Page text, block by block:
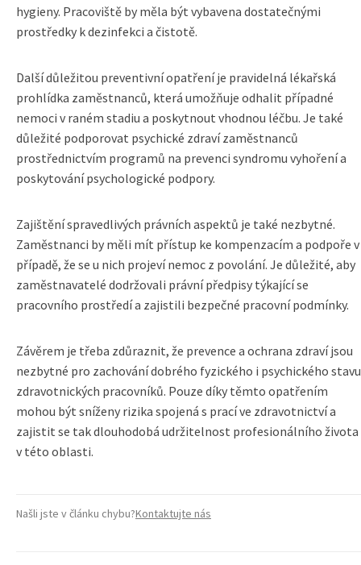
hygieny. Pracoviště by měla být vybavena dostatečnými
prostředky k dezinfekci a čistotě.
Další důležitou preventivní opatření je pravidelná lékařská
prohlídka zaměstnanců, která umožňuje odhalit případné
nemoci v raném stadiu a poskytnout vhodnou léčbu. Je také
důležité podporovat psychické zdraví zaměstnanců
prostřednictvím programů na prevenci syndromu vyhoření a
poskytování psychologické podpory.
Zajištění spravedlivých právních aspektů je také nezbytné.
Zaměstnanci by měli mít přístup ke kompenzacím a podpoře v
případě, že se u nich projeví nemoc z povolání. Je důležité, aby
zaměstnavatelé dodržovali právní předpisy týkající se
pracovního prostředí a zajistili bezpečné pracovní podmínky.
Závěrem je třeba zdůraznit, že prevence a ochrana zdraví jsou
nezbytné pro zachování dobrého fyzického i psychického stavu
zdravotnických pracovníků. Pouze díky těmto opatřením
mohou být sníženy rizika spojená s prací ve zdravotnictví a
zajistit se tak dlouhodobá udržitelnost profesionálního života
v této oblasti.
Našli jste v článku chybu?Kontaktujte nás